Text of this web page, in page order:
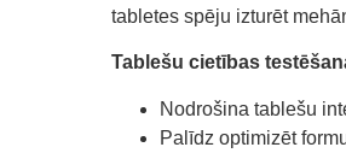
tabletes spēju izturēt
Tablešu cietības
Nodrošina tablešu
Palīdz optimizēt